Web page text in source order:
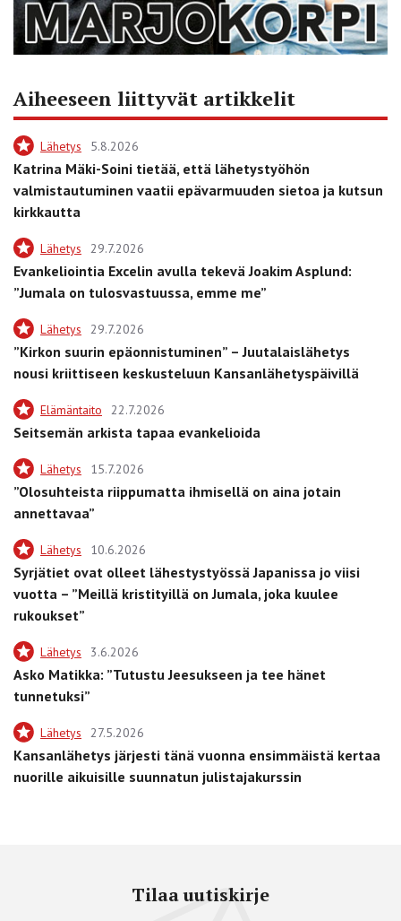
Aiheeseen liittyvät artikkelit
Lähetys 5.8.2026
Katrina Mäki-Soini tietää, että lähetystyöhön
valmistautuminen vaatii epävarmuuden sietoa ja kutsun
kirkkautta
Lähetys 29.7.2026
Evankeliointia Excelin avulla tekevä Joakim Asplund:
”Jumala on tulosvastuussa, emme me”
Lähetys 29.7.2026
”Kirkon suurin epäonnistuminen” – Juutalaislähetys
nousi kriittiseen keskusteluun Kansanlähetyspäivillä
Elämäntaito 22.7.2026
Seitsemän arkista tapaa evankelioida
Lähetys 15.7.2026
”Olosuhteista riippumatta ihmisellä on aina jotain
annettavaa”
Lähetys 10.6.2026
Syrjätiet ovat olleet lähestystyössä Japanissa jo viisi
vuotta – ”Meillä kristityillä on Jumala, joka kuulee
rukoukset”
Lähetys 3.6.2026
Asko Matikka: ”Tutustu Jeesukseen ja tee hänet
tunnetuksi”
Lähetys 27.5.2026
Kansanlähetys järjesti tänä vuonna ensimmäistä kertaa
nuorille aikuisille suunnatun julistajakurssin
Tilaa uutiskirje